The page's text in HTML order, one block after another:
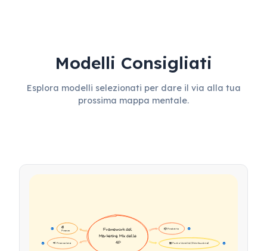
Modelli Consigliati
Esplora modelli selezionati per dare il via alla tua
prossima mappa mentale.
📦 Prodotto 16
💰
Prezzo
16
🏪 Punto Vendita (Distribuzione)
📢 Promozione
Framework del
Marketing Mix delle
4P